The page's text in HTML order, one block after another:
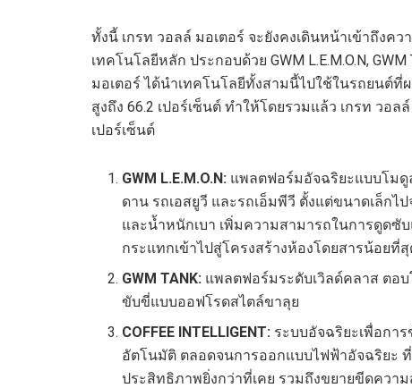
ทั้งนี้ เกรท วอลล์ มอเตอร์ จะยังคงเดินหน้าเข้าถึงค
เทคโนโลยีหลัก ประกอบด้วย GWM L.E.M.O.N,
มอเตอร์ ได้นำเทคโนโลยีทั้งสามนี้ไปใช้ในรถยนต์
สูงถึง 66.2 เปอร์เซ็นต์ ทำให้โดยรวมแล้ว เกรท ว
เปอร์เซ็นต์
GWM L.E.M.O.N: แพลตฟอร์มอัจฉริยะแบบโมดู
ดาน รถเอสยูวี และรถเอ็มพีวี ตั้งแต่ขนาดเล็ก
และน้ำหนักเบา เพิ่มความสามารถในการดูดซั
กระแทกเข้าไปสู่โครงสร้างห้องโดยสารน้อยที่
GWM TANK: แพลตฟอร์มระดับเวิลด์คลาส ตอ
ขับขี่แบบออฟโรดสไตล์ขาลุย
COFFEE INTELLIGENT: ระบบอัจฉริยะเพื่อกา
อัตโนมัติ ตลอดจนการออกแบบไฟฟ้าอัจฉริยะ
ประสิทธิภาพยิ่งกว่าที่เคย รวมถึงขยายขีดควา